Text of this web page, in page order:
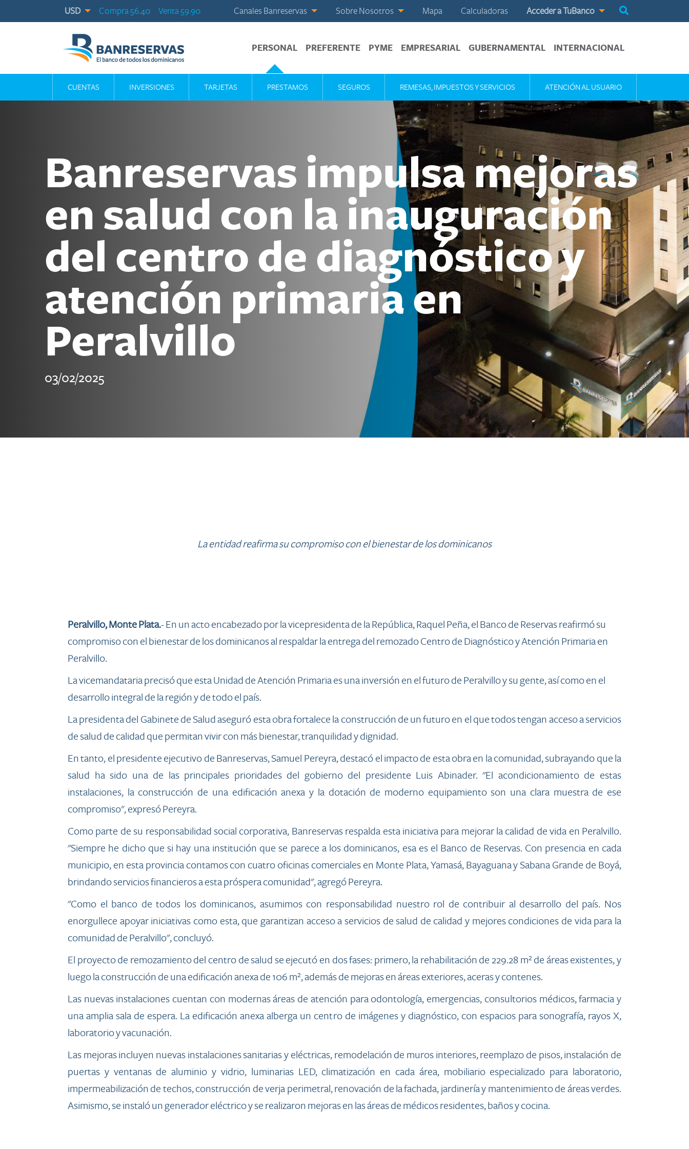
USD Compra 56.40 Venta 59.90 Canales Banreservas Sobre Nosotros Mapa Calculadoras Acceder a TuBanco
PERSONAL
CUENTAS INVERSIONES TARJETAS PRESTAMOS SEGUROS REMESAS, IMPUESTOS Y SERVICIOS ATENCIÓN AL USUARIO
PREFERENTE PYME EMPRESARIAL GUBERNAMENTAL INTERNACIONAL
Banreservas impulsa mejoras
en salud con la inauguración
del centro de diagnóstico y
atención primaria en
Peralvillo
03/02/2025
​​La entidad reafirma su compromiso con el bienestar de los dominicanos
Peralvillo, Monte Plata.- En un acto encabezado por la vicepresidenta de la República, Raquel Peña, el Banco de Reservas reafirmó su
compromiso con el bienestar de los dominicanos al respaldar la entrega del remozado Centro de Diagnóstico y Atención Primaria en
Peralvillo.
La vicemandataria precisó que esta Unidad de Atención Primaria es una inversión en el futuro de Peralvillo y su gente, así como en el
desarrollo integral de la región y de todo el país.
La presidenta del Gabinete de Salud aseguró esta obra fortalece la construcción de un futuro en el que todos tengan acceso a servicios
de salud de calidad que permitan vivir con más bienestar, tranquilidad y dignidad.
En tanto, el presidente ejecutivo de Banreservas, Samuel Pereyra, destacó el impacto de esta obra en la comunidad, subrayando que la
salud ha sido una de las principales prioridades del gobierno del presidente Luis Abinader. "El acondicionamiento de estas
instalaciones, la construcción de una edificación anexa y la dotación de moderno equipamiento son una clara muestra de ese
compromiso", expresó Pereyra.
Como parte de su responsabilidad social corporativa, Banreservas respalda esta iniciativa para mejorar la calidad de vida en Peralvillo.
"Siempre he dicho que si hay una institución que se parece a los dominicanos, esa es el Banco de Reservas. Con presencia en cada
municipio, en esta provincia contamos con cuatro oficinas comerciales en Monte Plata, Yamasá, Bayaguana y Sabana Grande de Boyá,
brindando servicios financieros a esta próspera comunidad", agregó Pereyra.
"Como el banco de todos los dominicanos, asumimos con responsabilidad nuestro rol de contribuir al desarrollo del país. Nos
enorgullece apoyar iniciativas como esta, que garantizan acceso a servicios de salud de calidad y mejores condiciones de vida para la
comunidad de Peralvillo", concluyó.
El proyecto de remozamiento del centro de salud se ejecutó en dos fases: primero, la rehabilitación de 229.28 m² de áreas existentes, y
luego la construcción de una edificación anexa de 106 m², además de mejoras en áreas exteriores, aceras y contenes.
Las nuevas instalaciones cuentan con modernas áreas de atención para odontología, emergencias, consultorios médicos, farmacia y
una amplia sala de espera. La edificación anexa alberga un centro de imágenes y diagnóstico, con espacios para sonografía, rayos X,
laboratorio y vacunación.
Las mejoras incluyen nuevas instalaciones sanitarias y eléctricas, remodelación de muros interiores, reemplazo de pisos, instalación de
puertas y ventanas de aluminio y vidrio, luminarias LED, climatización en cada área, mobiliario especializado para laboratorio,
impermeabilización de techos, construcción de verja perimetral, renovación de la fachada, jardinería y mantenimiento de áreas verdes.
Asimismo, se instaló un generador eléctrico y se realizaron mejoras en las áreas de médicos residentes, baños y cocina.